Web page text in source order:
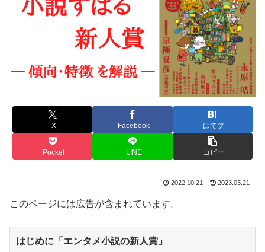
X Facebook はてブ
Pocket LINE コピー
2022.10.21 2023.03.21
このページには広告が含まれています。
はじめに「エンタメ小説の新人賞」